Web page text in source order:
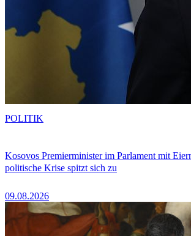
Kosovos Premierminister im Parlament mit
politische Krise spitzt sich zu
09.08.2026
POLITIK